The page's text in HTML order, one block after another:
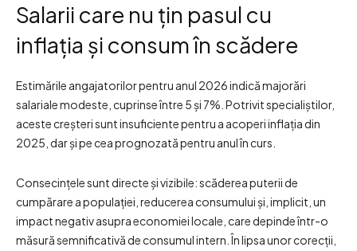
Salarii care nu țin pasul cu
inflația și consum în scădere
Estimările angajatorilor pentru anul 2026 indică majorări
salariale modeste, cuprinse între 5 și 7%. Potrivit specialiștilor,
aceste creșteri sunt insuficiente pentru a acoperi inflația din
2025, dar și pe cea prognozată pentru anul în curs.
Consecințele sunt directe și vizibile: scăderea puterii de
cumpărare a populației, reducerea consumului și, implicit, un
impact negativ asupra economiei locale, care depinde într-o
măsură semnificativă de consumul intern. În lipsa unor corecții,